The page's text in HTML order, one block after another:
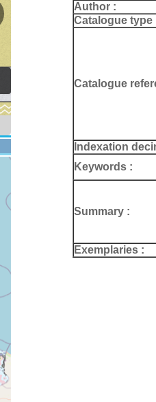
Author :
Catalogue type
Catalogue
Indexation
Keywords :
Summary :
Exemplaries :